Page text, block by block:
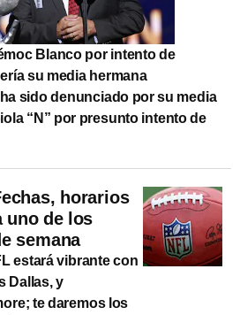
Blanco por intento de
su media hermana
sido denunciado por su media
“N” por presunto intento de
horarios
uno de los
semana
estará vibrante con
Dallas, y
te daremos los